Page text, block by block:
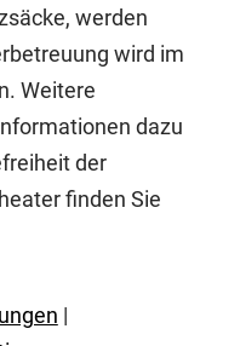
werden
wird im
Weitere
dazu
der
finden Sie
|